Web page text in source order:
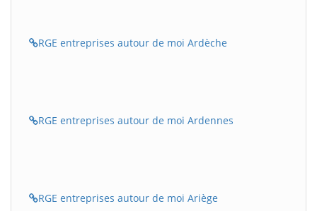
RGE entreprises autour de moi Ardèche
RGE entreprises autour de moi Ardennes
RGE entreprises autour de moi Ariège